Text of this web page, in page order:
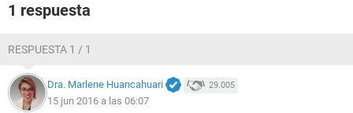
1 respuesta
RESPUESTA 1 / 1
Dra. Marlene Huancahuari 29.005
15 jun 2016 a las 06:07